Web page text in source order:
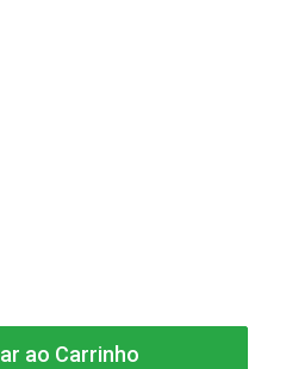
ao Carrinho